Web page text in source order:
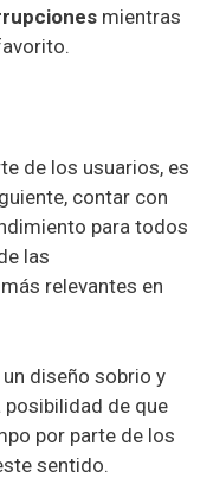
mientras
de los usuarios, es
contar con
para todos
las
relevantes en
diseño sobrio y
de que
por parte de los
sentido.